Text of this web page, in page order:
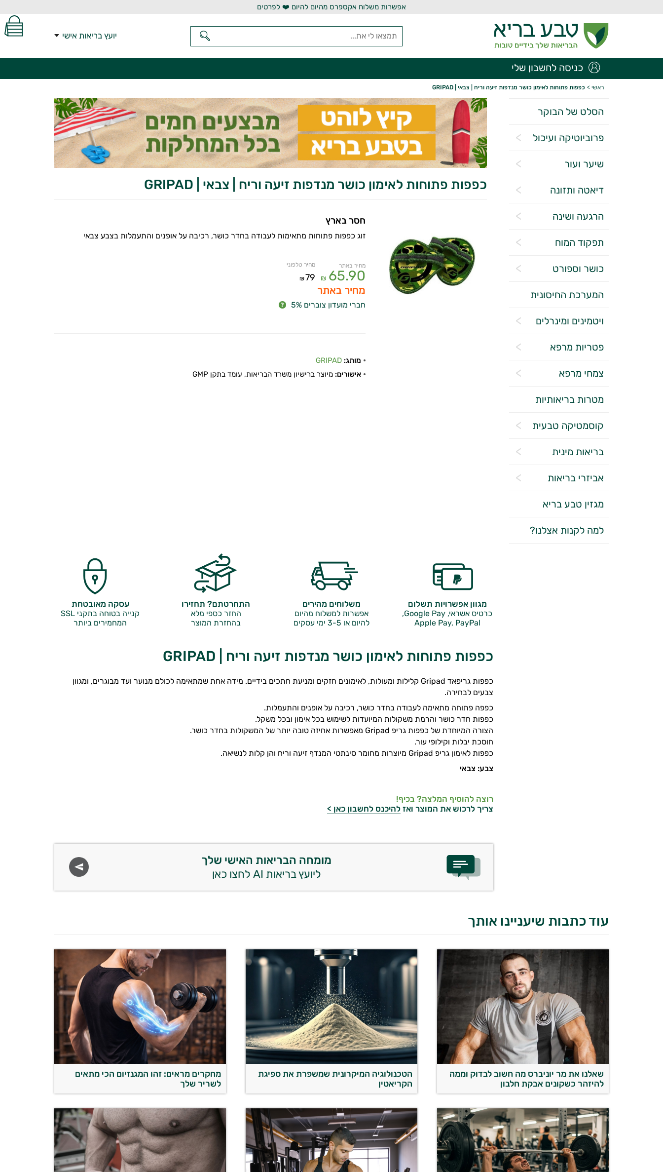
אפשרות משלוח אקספרס מהיום להיום ❤️ לפרטים
יועץ בריאות אישי
כניסה לחשבון שלי
ראשי > כפפות פתוחות לאימון כושר מנדפות זיעה וריח | צבאי | GRIPAD
הסלט של הבוקר
פרוביוטיקה ועיכול
שיער ועור
דיאטה ותזונה
הרגעה ושינה
תפקוד המוח
כושר וספורט
המערכת החיסונית
ויטמינים ומינרלים
פטריות מרפא
צמחי מרפא
מטרות בריאותיות
קוסמטיקה טבעית
בריאות מינית
אביזרי בריאות
מגזין טבע בריא
למה לקנות אצלנו?
כפפות פתוחות לאימון כושר מנדפות זיעה וריח | צבאי | GRIPAD
חסר בארץ
זוג כפפות פתוחות מתאימות לעבודה בחדר כושר, רכיבה על אופנים והתעמלות בצבע צבאי
מחיר באתר
65.90
₪
מחיר טלפוני
79
₪
מחיר באתר
חברי מועדון צוברים 5%
מותג: GRIPAD
אישורים: מיוצר ברישיון משרד הבריאות, עומד בתקן GMP
מגוון אפשרויות תשלום
כרטיס אשראי, Google Pay,
Apple Pay, PayPal
משלוחים מהירים
אפשרות למשלוח מהיום
להיום או 3-5 ימי עסקים
התחרטתם? תחזירו
החזר כספי מלא
בהחזרת המוצר
עסקה מאובטחת
קנייה בטוחה בתקני SSL
המחמירים ביותר
כפפות פתוחות לאימון כושר מנדפות זיעה וריח | GRIPAD
כפפות גריפאד Gripad קלילות ומעולות, לאימונים חזקים ומניעת חתכים בידיים. מידה אחת שמתאימה לכולם מנוער ועד מבוגרים, ומגוון
צבעים לבחירה.
כפפה פתוחה מתאימה לעבודה בחדר כושר, רכיבה על אופנים והתעמלות.
כפפות חדר כושר והרמת משקולות המיועדות לשימוש בכל אימון ובכל משקל.
הצורה המיוחדת של כפפות גריפ Gripad מאפשרות אחיזה טובה יותר של המשקולות בחדר כושר.
חוסכת יבלות וקילופי עור.
כפפות לאימון גריפ Gripad מיוצרות מחומר סינתטי המנדף זיעה וריח והן קלות לנשיאה.
צבע: צבאי
רוצה להוסיף המלצה? בכיף!
צריך לרכוש את המוצר ואז להיכנס לחשבון כאן >
מומחה הבריאות האישי שלך
ליועץ בריאות AI לחצו כאן
עוד כתבות שיעניינו אותך
שאלנו את מר יוניברס מה חשוב לבדוק וממה
להיזהר כשקונים אבקת חלבון
הטכנולוגיה המיקרונית שמשפרת את ספיגת
הקריאטין
מחקרים מראים: זהו המגנזיום הכי מתאים
לשריר שלך